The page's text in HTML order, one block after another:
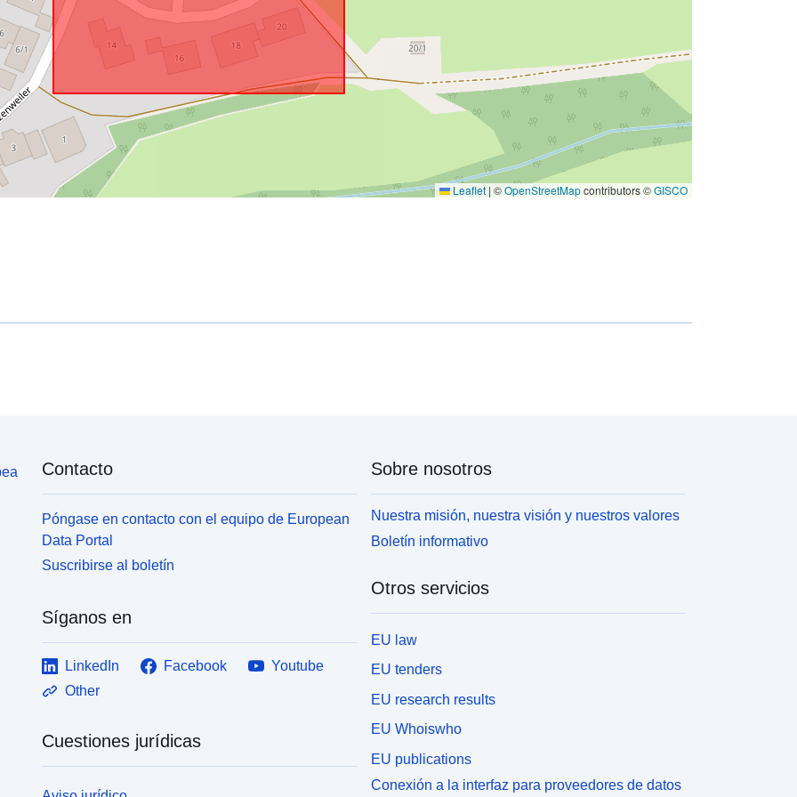
Leaflet | ©OpenStreetMapcontributors ©GISCO
Contacto
Póngase en contacto con el equipo de European
Data Portal
Suscribirse al boletín
Síganos en
LinkedIn Facebook
Youtube
Other
Cuestiones jurídicas
Sobre nosotros
Nuestra misión, nuestra visión y nuestros valores
Boletín informativo
Otros servicios
EU law
EU tenders
EU research results
EU Whoiswho
EU publications
Conexión a la interfaz para proveedores de datos